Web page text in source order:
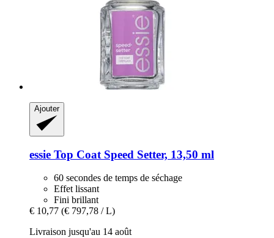
Ajouter
essie Top Coat Speed Setter, 13,50 ml
60 secondes de temps de séchage
Effet lissant
Fini brillant
€ 10,77 (€ 797,78 / L)
Livraison jusqu'au 14 août